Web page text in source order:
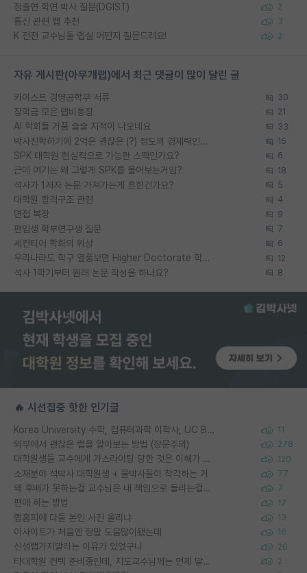
정출연 학연 박사 질문(DGIST) 2
통신 관련 랩 추천 3
K 전전 교수님들 랩실 어떤지 질문드려요! 2
자유 게시판(아무개랩)에서 최근 댓글이 많이 달린 글
카이스트 경영공학부 서류 30
장학금 모은 랩비통장 21
AI 학회들 거품 슬슬 지적이 나오네요 33
박사진학하기에 2억은 괜찮은 (?) 정도의 경제력인가요 16
SPK 대학원 현실적으로 가능한 스펙인가요? 6
근데 여기는 왜 그렇게 SPK를 물어보는거임? 18
석사가 1저자 논문 가져가는게 흔한건가요? 5
대학원 합격구조 관련 4
면접 복장 9
편입생 학부연구생 질문 7
세컨티어 학회의 위상 6
우리나라도 학구 열풍보면 Higher Doctorate 학위가 필요하다고 봅니다. 12
석사 1학기부터 원래 논문 작성을 하나요? 8
🔥 시선집중 핫한 인기글
Korea University 수학, 컴퓨터과학 이학사, UC Berkeley 산업공학 대학원 공학박사가 되는 것은 쉽지 않겠죠? 11
외부에서 괜찮은 랩을 알아보는 방법 (장문주의) 278
대학원생들 교수에게 가스라이팅 당한 것은 이해가 갑니다. 안타깝네요. 120
소재분야 석박사 대학원생 + 물박사들이 착각하는 거 77
왜 후배가 못하는걸 교수님은 내 책임으로 돌리는걸까요? 7
편애 하는 방법 17
랩홈피에 다들 본인 사진 올리냐 13
이사이트가 처음엔 정말 도움많이됐는데 16
신생랩가지말라는 이유가 있었구나 20
타대학원 컨텍 준비중인데, 지도교수님께는 언제 말씀드려야 할까요? 2